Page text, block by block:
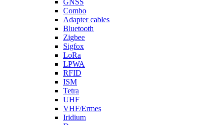
GNSS
Combo
Adapter cables
Bluetooth
Zigbee
Sigfox
LoRa
LPWA
RFID
ISM
Tetra
UHF
VHF/Ermes
Iridium